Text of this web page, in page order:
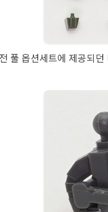
풀 옵션세트에 제공되